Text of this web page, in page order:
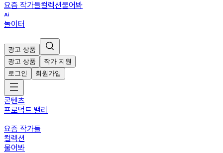
요즘 작가들컬렉션물어봐
놀이터
광고 상품
광고 상품
작가 지원
로그인
회원가입
콘텐츠
프로덕트 밸리
요즘 작가들
컬렉션
물어봐